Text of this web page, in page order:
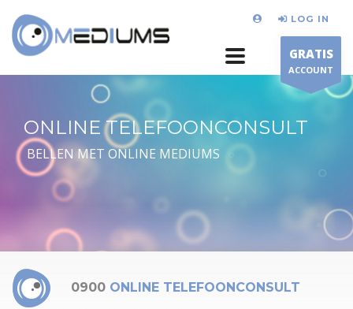
LOG IN
GRATIS
ACCOUNT
ONLINE TELEFOONCONSULT
BELLEN MET ONLINE MEDIUMS
0900 ONLINE TELEFOONCONSULT